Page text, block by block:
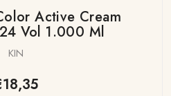
Active Cream
Vol 1.000 Ml
KIN